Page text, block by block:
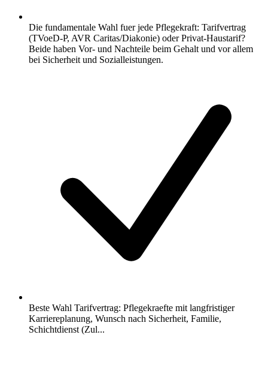
Die fundamentale Wahl fuer jede Pflegekraft: Tarifvertrag
(TVoeD-P, AVR Caritas/Diakonie) oder Privat-Haustarif?
Beide haben Vor- und Nachteile beim Gehalt und vor allem
bei Sicherheit und Sozialleistungen.
Beste Wahl Tarifvertrag: Pflegekraefte mit langfristiger
Karriereplanung, Wunsch nach Sicherheit, Familie,
Schichtdienst (Zul...